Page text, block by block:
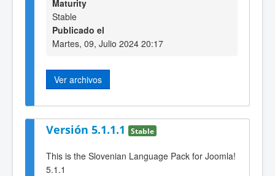
Maturity
Stable
Publicado el
Martes, 09, Julio 2024 20:17
Ver archivos
Versión 5.1.1.1 Stable
This is the Slovenian Language Pack for Joomla!
5.1.1